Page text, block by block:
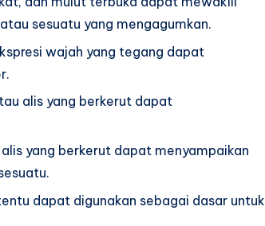
sesuatu yang mengagumkan.
wajah yang tegang dapat
alis yang berkerut dapat
yang berkerut dapat menyampaikan
dapat digunakan sebagai dasar untuk